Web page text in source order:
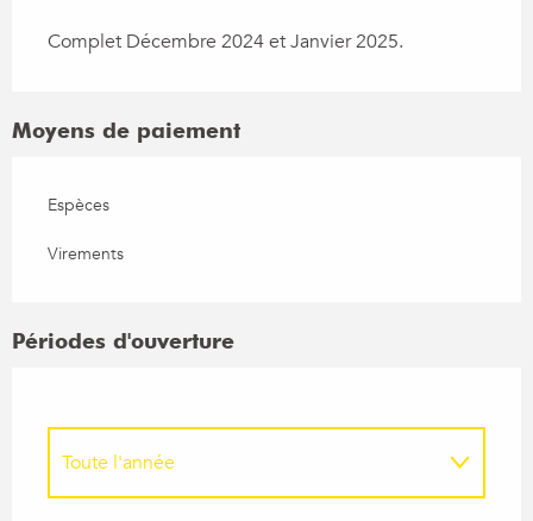
Complet Décembre 2024 et Janvier 2025.
Moyens de paiement
Espèces
Virements
Périodes d'ouverture
Toute l'année